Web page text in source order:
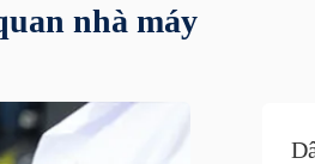
nhà máy